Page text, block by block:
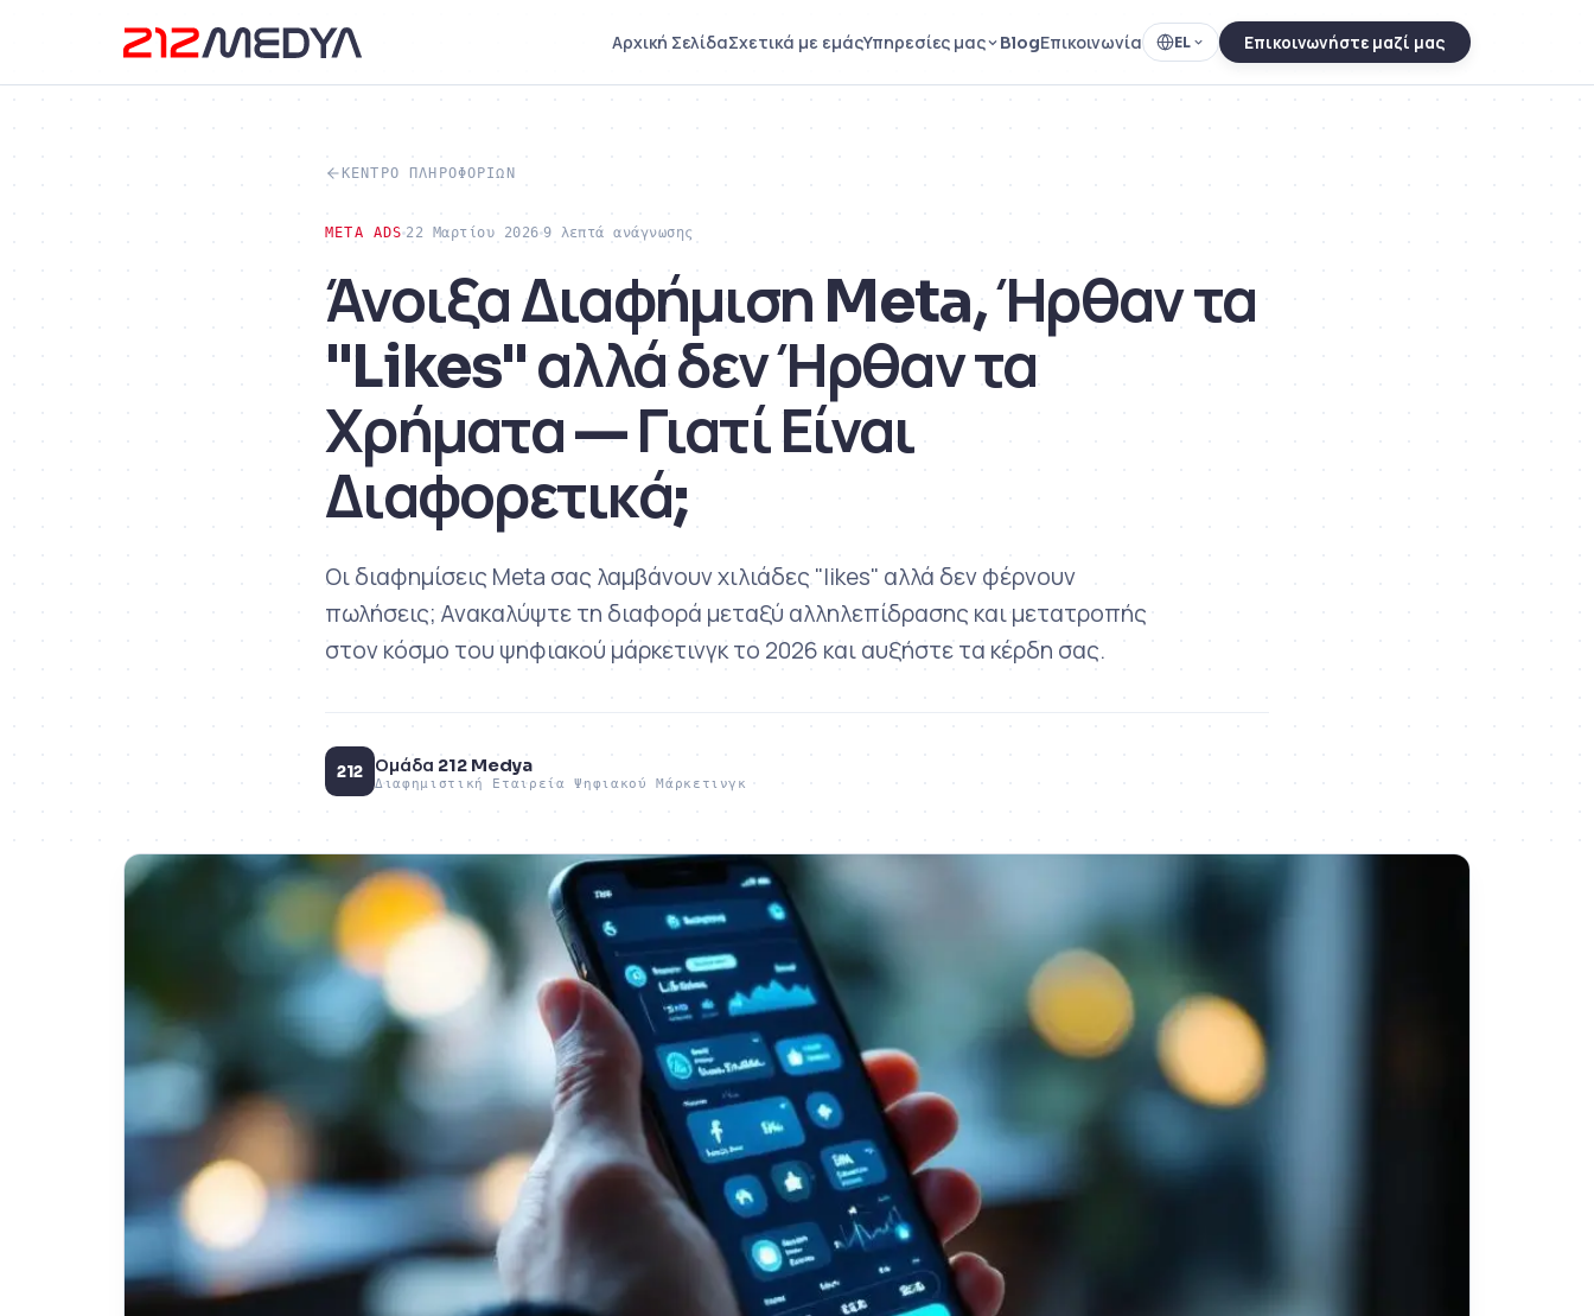
Αρχική ΣελίδαΣχετικά με εμάςΥπηρεσίες μας BlogΕπικοινωνία EL Επικοινωνήστε μαζί μας
ΚΈΝΤΡΟ ΠΛΗΡΟΦΟΡΙΏΝ
META ADS 22 Μαρτίου 2026 9 λεπτά ανάγνωσης
Άνοιξα Διαφήμιση Meta, Ήρθαν τα
"Likes" αλλά δεν Ήρθαν τα
Χρήματα — Γιατί Είναι
Διαφορετικά;
Οι διαφημίσεις Meta σας λαμβάνουν χιλιάδες "likes" αλλά δεν φέρνουν
πωλήσεις; Ανακαλύψτε τη διαφορά μεταξύ αλληλεπίδρασης και μετατροπής
στον κόσμο του ψηφιακού μάρκετινγκ το 2026 και αυξήστε τα κέρδη σας.
212 Ομάδα 212 Medya
Διαφημιστική Εταιρεία Ψηφιακού Μάρκετινγκ